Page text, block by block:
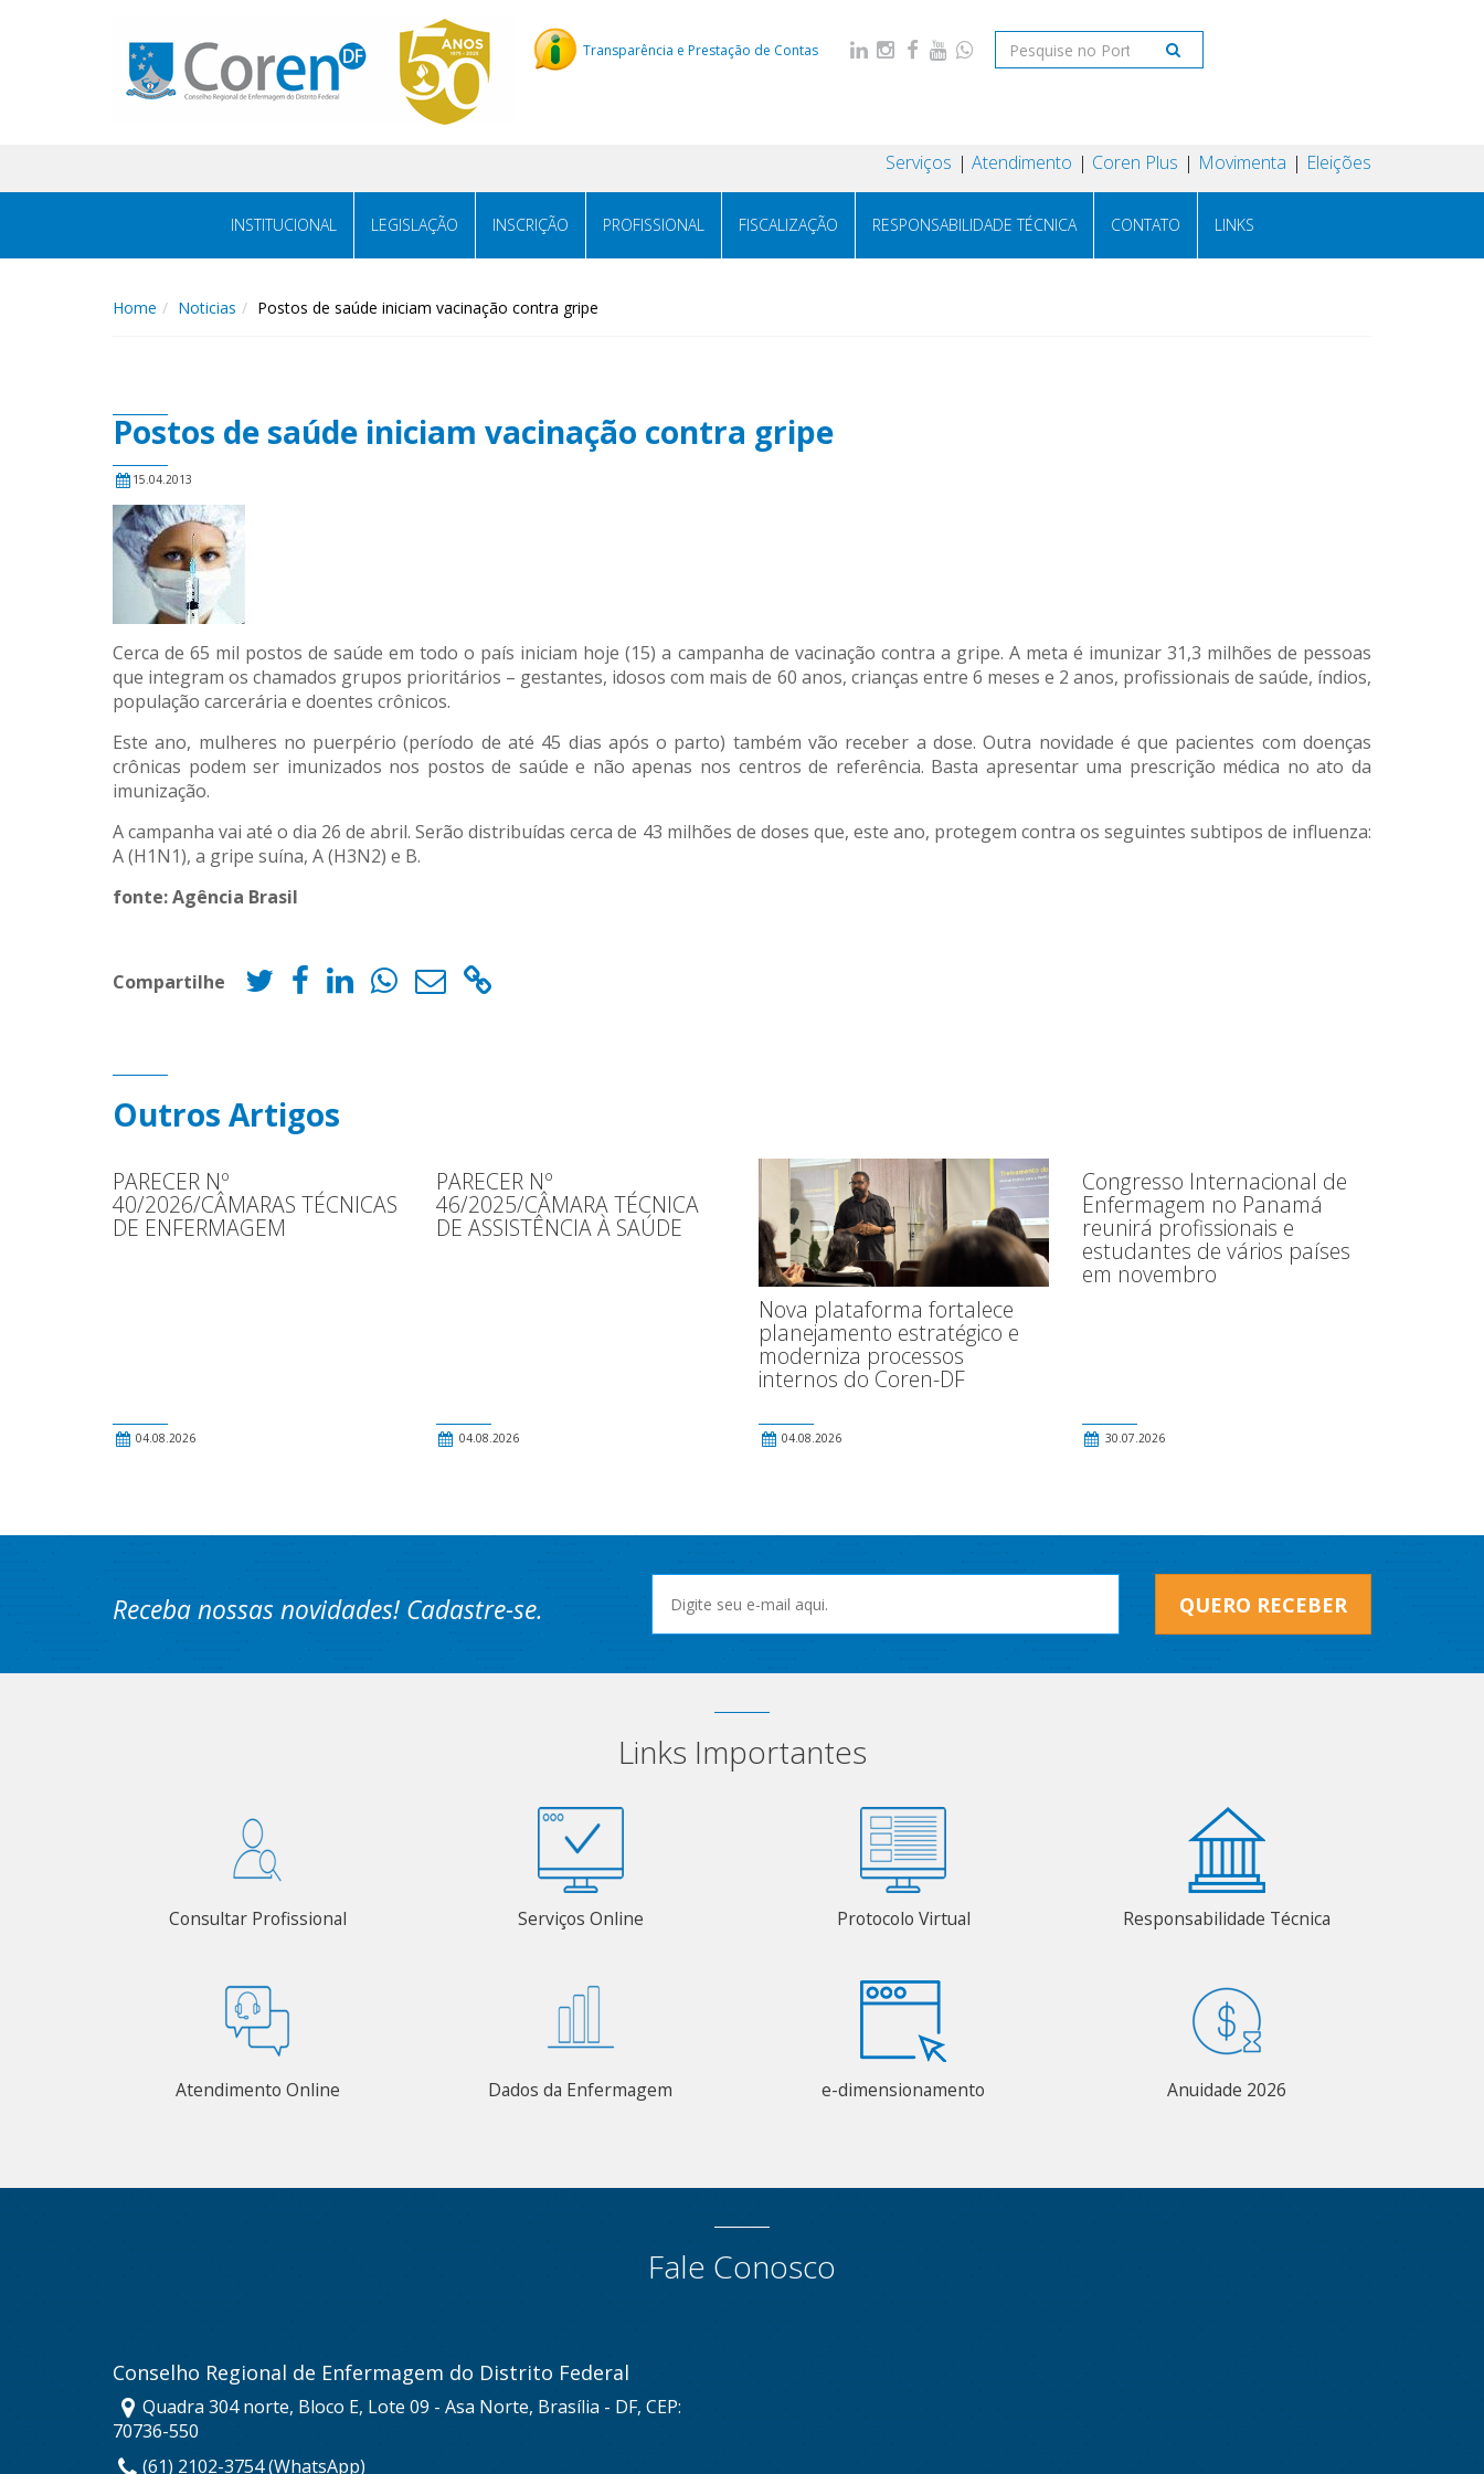
Transparência e Prestação de Contas
Serviços Atendimento Coren Plus Movimenta Eleições
INSTITUCIONAL LEGISLAÇÃO INSCRIÇÃO PROFISSIONAL FISCALIZAÇÃO RESPONSABILIDADE TÉCNICA CONTATO LINKS
Home Noticias Postos de saúde iniciam vacinação contra gripe
Postos de saúde iniciam vacinação contra gripe
15.04.2013
Cerca de 65 mil postos de saúde em todo o país iniciam hoje (15) a campanha de vacinação contra a gripe. A meta é imunizar 31,3 milhões de pessoas
que integram os chamados grupos prioritários – gestantes, idosos com mais de 60 anos, crianças entre 6 meses e 2 anos, profissionais de saúde, índios,
população carcerária e doentes crônicos.
Este ano, mulheres no puerpério (período de até 45 dias após o parto) também vão receber a dose. Outra novidade é que pacientes com doenças
crônicas podem ser imunizados nos postos de saúde e não apenas nos centros de referência. Basta apresentar uma prescrição médica no ato da
imunização.
A campanha vai até o dia 26 de abril. Serão distribuídas cerca de 43 milhões de doses que, este ano, protegem contra os seguintes subtipos de influenza:
A (H1N1), a gripe suína, A (H3N2) e B.
fonte: Agência Brasil
Compartilhe
Outros Artigos
PARECER Nº
40/2026/CÂMARAS TÉCNICAS
DE ENFERMAGEM
04.08.2026
PARECER Nº
46/2025/CÂMARA TÉCNICA
DE ASSISTÊNCIA À SAÚDE
04.08.2026
Nova plataforma fortalece
planejamento estratégico e
moderniza processos
internos do Coren-DF
04.08.2026
Congresso Internacional de
Enfermagem no Panamá
reunirá profissionais e
estudantes de vários países
em novembro
30.07.2026
Receba nossas novidades! Cadastre-se. QUERO RECEBER
Links Importantes
Consultar Profissional Serviços Online Protocolo Virtual Responsabilidade Técnica
Atendimento Online Dados da Enfermagem e-dimensionamento Anuidade 2026
Fale Conosco
Conselho Regional de Enfermagem do Distrito Federal
Quadra 304 norte, Bloco E, Lote 09 - Asa Norte, Brasília - DF, CEP:
70736-550
(61) 2102-3754 (WhatsApp)